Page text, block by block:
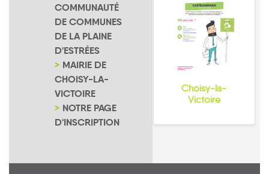
COMMUNAUTÉ
DE COMMUNES
DE LA PLAINE
D'ESTRÉES
MAIRIE DE
CHOISY-LA-
VICTOIRE
NOTRE PAGE
D'INSCRIPTION
Choisy-la-
Victoire